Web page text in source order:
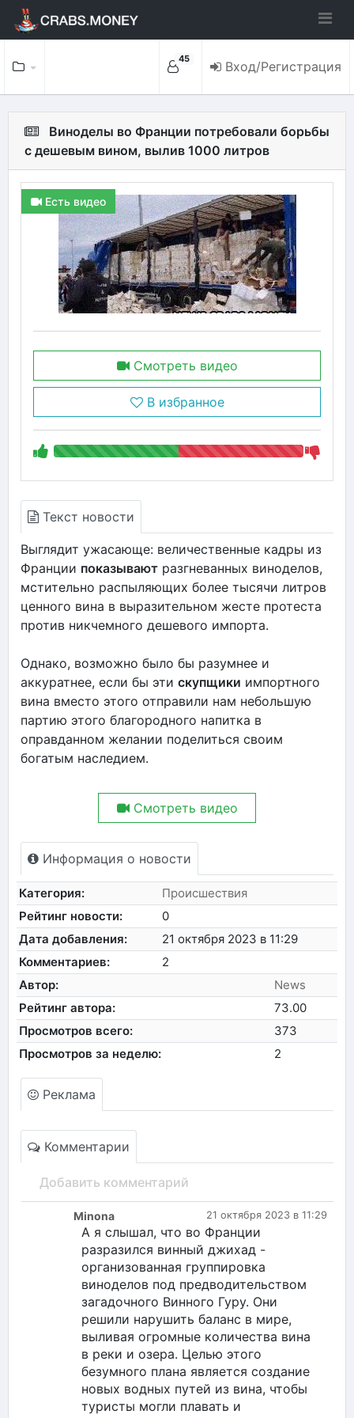
45 Вход/Регистрация
Виноделы во Франции потребовали борьбы
с дешевым вином, вылив 1000 литров
Есть видео
Смотреть видео
В избранное
Текст новости
Выглядит ужасающе: величественные кадры из
Франции показывают разгневанных виноделов,
мстительно распыляющих более тысячи литров
ценного вина в выразительном жесте протеста
против никчемного дешевого импорта.
Однако, возможно было бы разумнее и
аккуратнее, если бы эти скупщики импортного
вина вместо этого отправили нам небольшую
партию этого благородного напитка в
оправданном желании поделиться своим
богатым наследием.
Смотреть видео
Информация о новости
Категория:
Происшествия
Рейтинг новости:
0
Дата добавления:
21 октября 2023 в 11:29
Комментариев:
2
Автор:
News
Рейтинг автора:
73.00
Просмотров всего:
373
Просмотров за неделю:
2
Реклама
Комментарии
Добавить комментарий
21 октября 2023 в 11:29
Minona
А я слышал, что во Франции
разразился винный джихад -
организованная группировка
виноделов под предводительством
загадочного Винного Гуру. Они
решили нарушить баланс в мире,
выливая огромные количества вина
в реки и озера. Целью этого
безумного плана является создание
новых водных путей из вина, чтобы
туристы могли плавать и